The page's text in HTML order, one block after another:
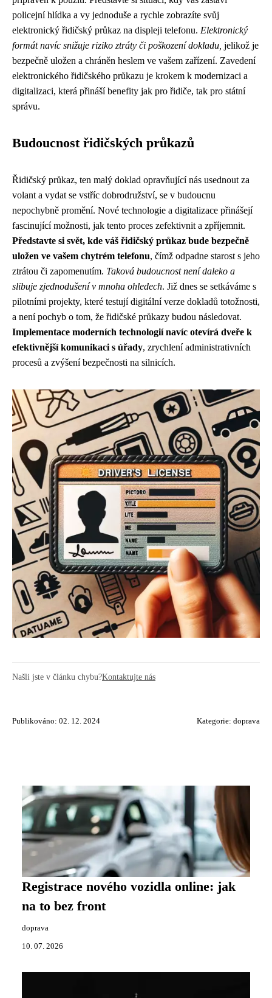
policejní hlídka a vy jednoduše a rychle zobrazíte svůj
elektronický řidičský průkaz na displeji telefonu. Elektronický
formát navíc snižuje riziko ztráty či poškození dokladu, jelikož je
bezpečně uložen a chráněn heslem ve vašem zařízení. Zavedení
elektronického řidičského průkazu je krokem k modernizaci a
digitalizaci, která přináší benefity jak pro řidiče, tak pro státní
správu.
Budoucnost řidičských průkazů
Řidičský průkaz, ten malý doklad opravňující nás usednout za
volant a vydat se vstříc dobrodružství, se v budoucnu
nepochybně promění. Nové technologie a digitalizace přinášejí
fascinující možnosti, jak tento proces zefektivnit a zpříjemnit.
Představte si svět, kde váš řidičský průkaz bude bezpečně
uložen ve vašem chytrém telefonu, čímž odpadne starost s jeho
ztrátou či zapomenutím. Taková budoucnost není daleko a
slibuje zjednodušení v mnoha ohledech. Již dnes se setkáváme s
pilotními projekty, které testují digitální verze dokladů totožnosti,
a není pochyb o tom, že řidičské průkazy budou následovat.
Implementace moderních technologií navíc otevírá dveře k
efektivnější komunikaci s úřady, zrychlení administrativních
procesů a zvýšení bezpečnosti na silnicích.
Našli jste v článku chybu?Kontaktujte nás
Publikováno: 02. 12. 2024 Kategorie: doprava
Registrace nového vozidla online: jak
na to bez front
doprava
10. 07. 2026